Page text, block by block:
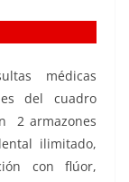
médicas
del cuadro
2 armazones
ilimitado,
con flúor,